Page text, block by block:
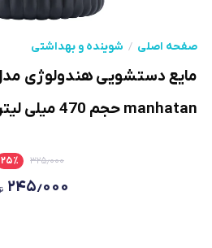
صفحه اصلی شوینده و بهداشتی
manhatan حجم 470 میلی لیتر
۳۲۵٫۰۰۰ ۲۵٪
۲۴۵٫۰۰۰